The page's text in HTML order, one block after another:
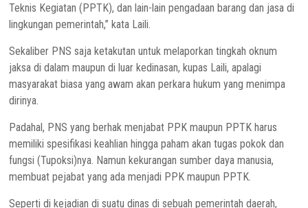
Teknis Kegiatan (PPTK), dan lain-lain pengadaan barang dan jasa di
lingkungan pemerintah,” kata Laili.
Sekaliber PNS saja ketakutan untuk melaporkan tingkah oknum
jaksa di dalam maupun di luar kedinasan, kupas Laili, apalagi
masyarakat biasa yang awam akan perkara hukum yang menimpa
dirinya.
Padahal, PNS yang berhak menjabat PPK maupun PPTK harus
memiliki spesifikasi keahlian hingga paham akan tugas pokok dan
fungsi (Tupoksi)nya. Namun kekurangan sumber daya manusia,
membuat pejabat yang ada menjadi PPK maupun PPTK.
Seperti di kejadian di suatu dinas di sebuah pemerintah daerah,